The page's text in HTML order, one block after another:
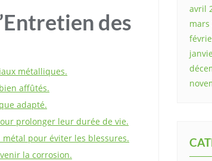
des
métalliques.
affûtés.
adapté.
prolonger leur durée de vie.
pour éviter les blessures.
la corrosion.
avril
mars